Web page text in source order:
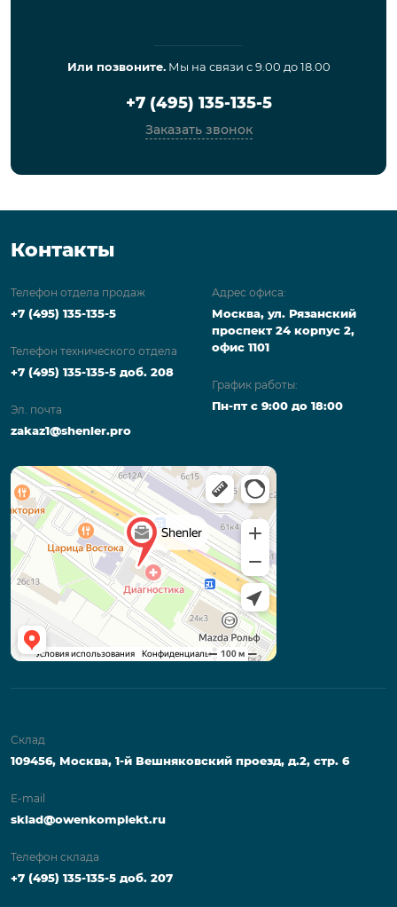
Или позвоните.Мы на связи с 9.00 до 18.00
+7 (495) 135-135-5
Заказать звонок
Контакты
Телефон отдела продаж
+7 (495) 135-135-5
Телефон технического отдела
+7 (495) 135-135-5 доб. 208
Эл. почта
zakaz1@shenler.pro
Адрес офиса:
Москва, ул. Рязанский
проспект 24 корпус 2,
офис 1101
График работы:
Пн-пт с 9:00 до 18:00
Склад
109456, Москва, 1-й Вешняковский проезд, д.2, стр. 6
E-mail
sklad@owenkomplekt.ru
Телефон склада
+7 (495) 135-135-5 доб. 207